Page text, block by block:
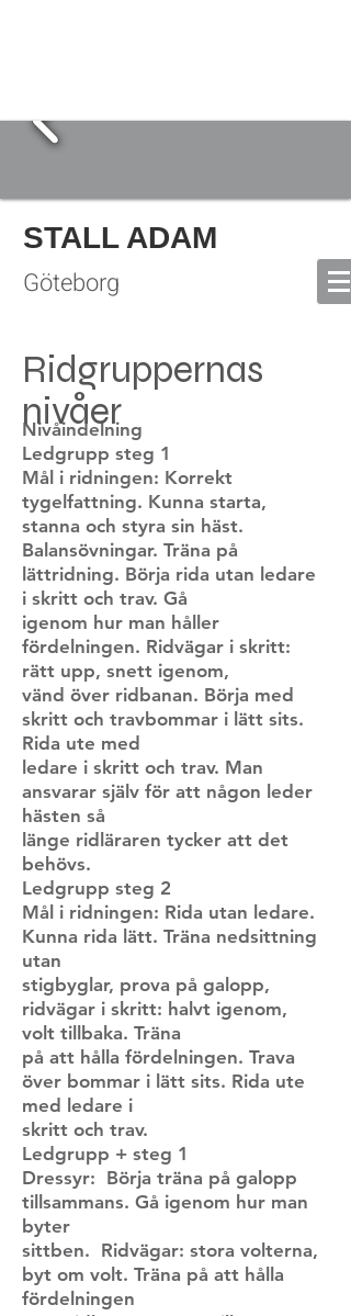
STALL ADAM
Göteborg
Nivåindelning
Ledgrupp steg 1
Mål i ridningen: Korrekt
tygelfattning. Kunna starta,
stanna och styra sin häst.
Balansövningar. Träna på
lättridning. Börja rida utan ledare
i skritt och trav. Gå
igenom hur man håller
fördelningen. Ridvägar i skritt:
rätt upp, snett igenom,
vänd över ridbanan. Börja med
skritt och travbommar i lätt sits.
Rida ute med
ledare i skritt och trav. Man
ansvarar själv för att någon leder
hästen så
länge ridläraren tycker att det
behövs.
Ledgrupp steg 2
Mål i ridningen: Rida utan ledare.
Kunna rida lätt. Träna nedsittning
utan
stigbyglar, prova på galopp,
ridvägar i skritt: halvt igenom,
volt tillbaka. Träna
på att hålla fördelningen. Trava
över bommar i lätt sits. Rida ute
med ledare i
skritt och trav.
Ledgrupp + steg 1
Dressyr: Börja träna på galopp
tillsammans. Gå igenom hur man
byter
sittben. Ridvägar: stora volterna,
byt om volt. Träna på att hålla
fördelningen
Ridgruppernas
nivåer